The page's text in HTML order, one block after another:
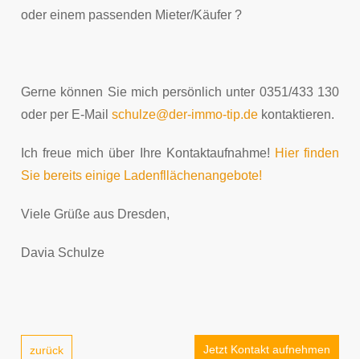
oder einem passenden Mieter/Käufer ?
Gerne können Sie mich persönlich unter 0351/433 130
oder per E-Mailschulze@der-immo-tip.de kontaktieren.
Ich freue mich über Ihre Kontaktaufnahme! Hier finden
Sie bereits einige Ladenfllächenangebote!
Viele Grüße aus Dresden,
Davia Schulze
zurück Jetzt Kontakt aufnehmen